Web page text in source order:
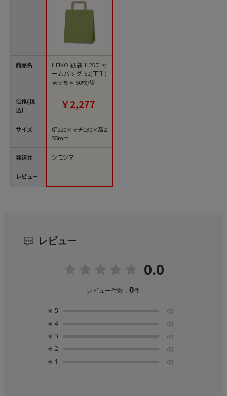
商品名
価格(税
込)
サイズ
発送元
レビュー
HEIKO 紙袋 H25チャ
ームバッグ S2(平手)
まっちゃ 50枚/袋
￥2,277
幅220×マチ130×高2
55mm
シモジマ
レビュー
0.0
レビュー件数：0件
★ 5 (0)
★ 4 (0)
★ 3 (0)
★ 2 (0)
★ 1 (0)